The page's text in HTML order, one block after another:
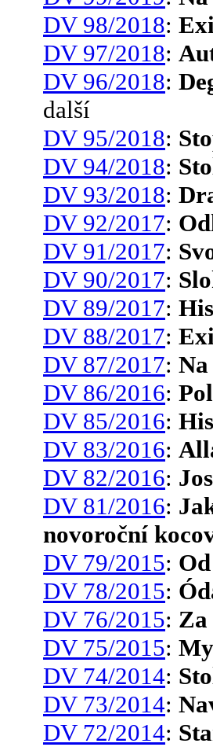
DV 98/2018:
DV 97/2018:
DV 96/2018:
další
DV 95/2018:
DV 94/2018:
DV 93/2018:
DV 92/2017:
DV 91/2017:
DV 90/2017:
DV 89/2017:
DV 88/2017:
DV 87/2017:
DV 86/2016:
DV 85/2016:
DV 83/2016:
DV 82/2016:
DV 81/2016:
novoroční
DV 79/2015:
DV 78/2015:
DV 76/2015:
DV 75/2015:
DV 74/2014:
DV 73/2014:
DV 72/2014: